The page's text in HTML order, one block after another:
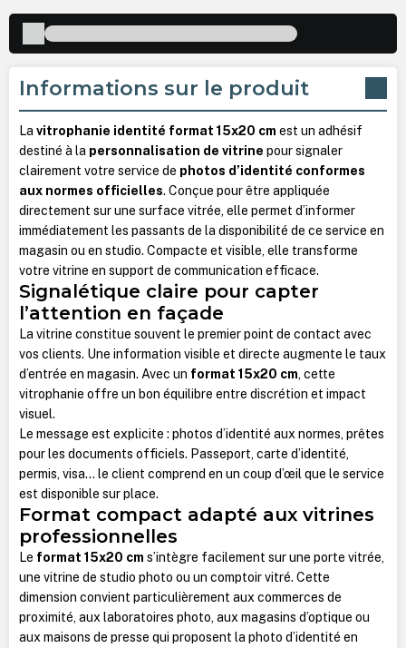
Informations sur le produit
La vitrophanie identité format 15x20 cm est un adhésif
destiné à la personnalisation de vitrine pour signaler
clairement votre service de photos d’identité conformes
aux normes officielles. Conçue pour être appliquée
directement sur une surface vitrée, elle permet d’informer
immédiatement les passants de la disponibilité de ce service en
magasin ou en studio. Compacte et visible, elle transforme
votre vitrine en support de communication efficace.
Signalétique claire pour capter
l’attention en façade
La vitrine constitue souvent le premier point de contact avec
vos clients. Une information visible et directe augmente le taux
d’entrée en magasin. Avec un format 15x20 cm, cette
vitrophanie offre un bon équilibre entre discrétion et impact
visuel.
Le message est explicite : photos d’identité aux normes, prêtes
pour les documents officiels. Passeport, carte d’identité,
permis, visa… le client comprend en un coup d’œil que le service
est disponible sur place.
Format compact adapté aux vitrines
professionnelles
Le format 15x20 cm s’intègre facilement sur une porte vitrée,
une vitrine de studio photo ou un comptoir vitré. Cette
dimension convient particulièrement aux commerces de
proximité, aux laboratoires photo, aux magasins d’optique ou
aux maisons de presse qui proposent la photo d’identité en